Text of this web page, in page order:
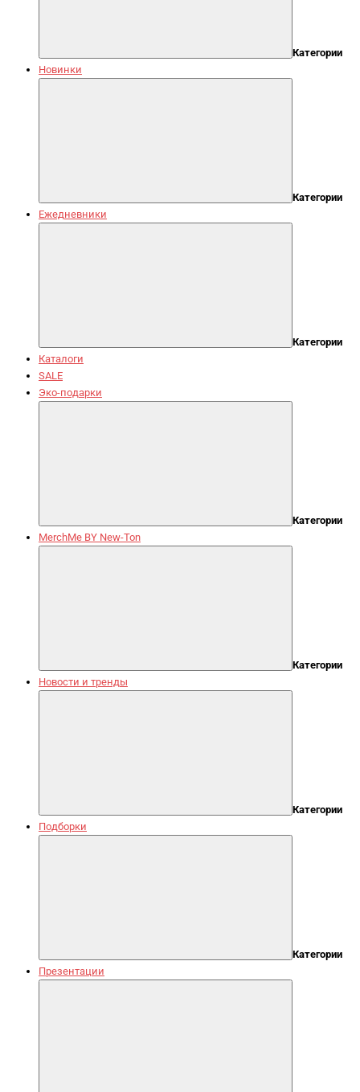
Категории
Новинки
Категории
Ежедневники
Категории
Каталоги
SALE
Эко-подарки
Категории
MerchMe BY New-Ton
Категории
Новости и тренды
Категории
Подборки
Категории
Презентации